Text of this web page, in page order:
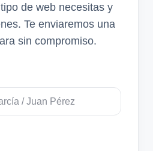
de web necesitas y
Te enviaremos una
sin compromiso.